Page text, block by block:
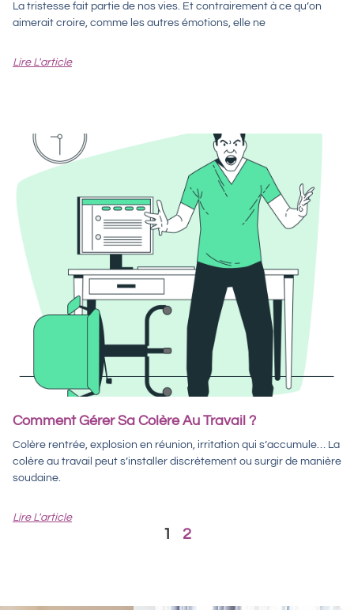
La tristesse fait partie de nos vies. Et contrairement à ce qu’on
aimerait croire, comme les autres émotions, elle ne
Lire L'article
Comment Gérer Sa Colère Au Travail ?
Colère rentrée, explosion en réunion, irritation qui s’accumule… La
colère au travail peut s’installer discrètement ou surgir de manière
soudaine.
Lire L'article
1 2